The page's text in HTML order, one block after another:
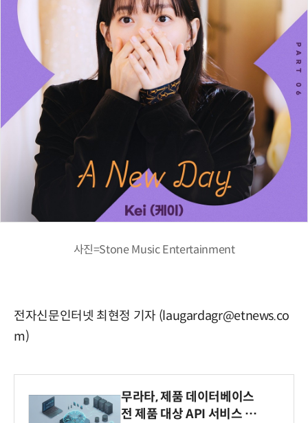
사진=Stone Music Entertainment
전자신문인터넷 최현정 기자 (laugardagr@etnews.co
m)
무라타, 제품 데이터베이스
전 제품 대상 API 서비스 제